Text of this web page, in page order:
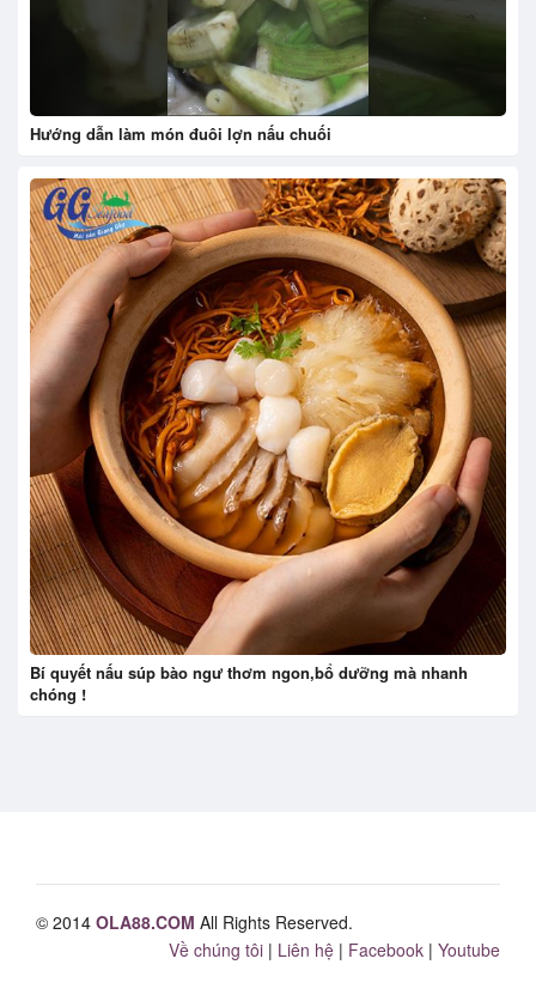
Hướng dẫn làm món đuôi lợn nấu chuối
Bí quyết nấu súp bào ngư thơm ngon,bổ dưỡng mà nhanh
chóng !
© 2014 OLA88.COM All Rights Reserved.
Về chúng tôi | Liên hệ | Facebook | Youtube